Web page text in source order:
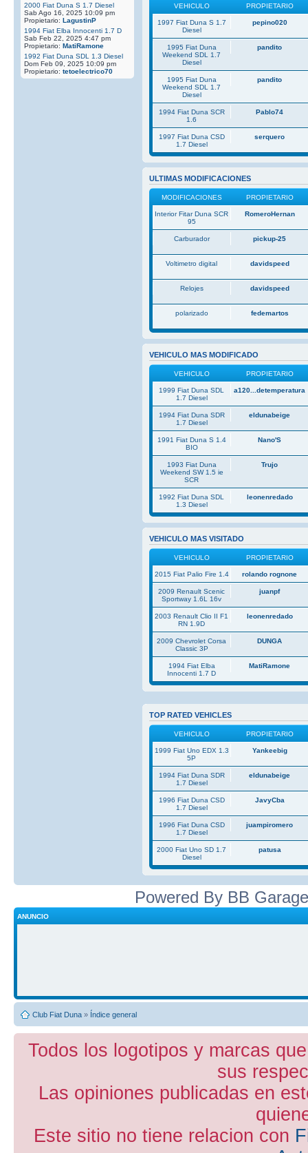
2000 Fiat Duna S 1.7 Diesel
Sab Ago 16, 2025 10:09 pm
Propietario: LagustinP
1994 Fiat Elba Innocenti 1.7 D
Sab Feb 22, 2025 4:47 pm
Propietario: MatiRamone
1992 Fiat Duna SDL 1.3 Diesel
Dom Feb 09, 2025 10:09 pm
Propietario: tetoelectrico70
VEHICULO PROPIETARIO
1997 Fiat Duna S 1.7
Diesel
pepino020
1995 Fiat Duna
Weekend SDL 1.7
Diesel
pandito
1995 Fiat Duna
Weekend SDL 1.7
Diesel
pandito
1994 Fiat Duna SCR
1.6
Pablo74
1997 Fiat Duna CSD
1.7 Diesel
serquero
ULTIMAS MODIFICACIONES
MODIFICACIONES PROPIETARIO
Interior Fitar Duna SCR
95
RomeroHernan
Carburador pickup-25
Voltimetro digital davidspeed
Relojes davidspeed
polarizado fedemartos
VEHICULO MAS MODIFICADO
VEHICULO PROPIETARIO
1999 Fiat Duna SDL
1.7 Diesel
a120...detemperatura
1994 Fiat Duna SDR
1.7 Diesel
eldunabeige
1991 Fiat Duna S 1.4
BIO
Nano'S
1993 Fiat Duna
Weekend SW 1.5 ie
SCR
Trujo
1992 Fiat Duna SDL
1.3 Diesel
leonenredado
VEHICULO MAS VISITADO
VEHICULO PROPIETARIO
2015 Fiat Palio Fire 1.4 rolando rognone
2009 Renault Scenic
Sportway 1.6L 16v
juanpf
2003 Renault Clio II F1
RN 1.9D
leonenredado
2009 Chevrolet Corsa
Classic 3P
DUNGA
1994 Fiat Elba
Innocenti 1.7 D
MatiRamone
TOP RATED VEHICLES
VEHICULO PROPIETARIO
1999 Fiat Uno EDX 1.3
5P
Yankeebig
1994 Fiat Duna SDR
1.7 Diesel
eldunabeige
1996 Fiat Duna CSD
1.7 Diesel
JavyCba
1996 Fiat Duna CSD
1.7 Diesel
juampiromero
2000 Fiat Uno SD 1.7
Diesel
patusa
Powered By BB
ANUNCIO
Club Fiat Duna » Índice general
Todos los logotipos y marcas
sus
Las opiniones publicadas en
Este sitio no tiene relacion con